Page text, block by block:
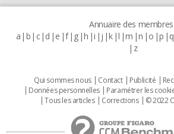
Annuaire des membres
a b c d e f g h i j k l m n o p q
z
Qui sommes nous Contact Publicité
Données personnelles
Paramétrer les
Tous les articles
Corrections © 2022